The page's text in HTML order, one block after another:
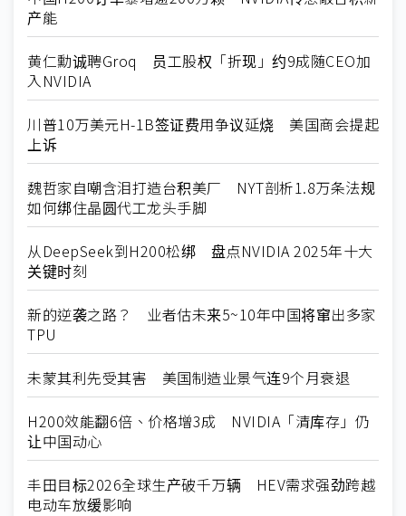
产能
黄仁勳诚聘Groq 员工股权「折现」约9成随CEO加
入NVIDIA
川普10万美元H-1B签证费用争议延烧 美国商会提起
上诉
魏哲家自嘲含泪打造台积美厂 NYT剖析1.8万条法规
如何绑住晶圆代工龙头手脚
从DeepSeek到H200松绑 盘点NVIDIA 2025年十大
关键时刻
新的逆袭之路？ 业者估未来5~10年中国将窜出多家
TPU
未蒙其利先受其害 美国制造业景气连9个月衰退
H200效能翻6倍、价格增3成 NVIDIA「清库存」仍
让中国动心
丰田目标2026全球生产破千万辆 HEV需求强劲跨越
电动车放缓影响